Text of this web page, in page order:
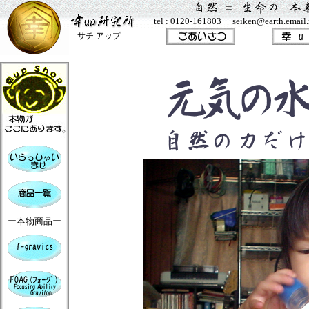
ー本物商品ー
tel : 0120-161803
サチ アップ